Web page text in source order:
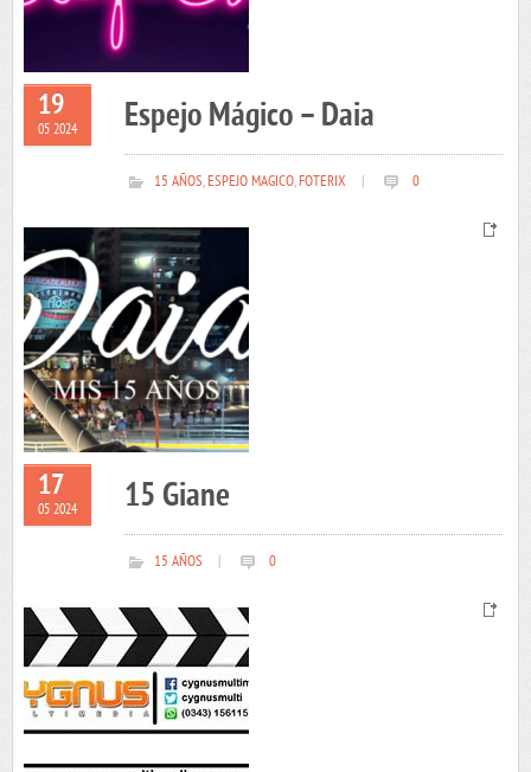
19
05 2024 Espejo Mágico – Daia
15 AÑOS,ESPEJO MAGICO,FOTERIX 0
17
05 2024 15 Giane
15 AÑOS 0